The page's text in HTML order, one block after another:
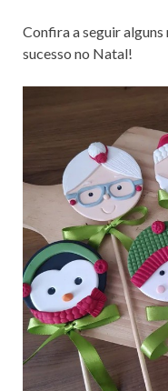
Confira a seguir
sucesso no Natal!